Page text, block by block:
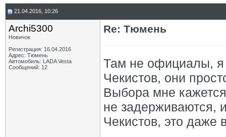
21.04.2016, 10:26
Archi5300
Новичок
Регистрация: 16.04.2016
Адрес: Тюмень
Автомобиль: LADA Vesta
Сообщений: 12
Re: Тюмень
Там не официалы, я
Чекистов, они
Выбора мне
не задерживаются,
Чекистов, это даже